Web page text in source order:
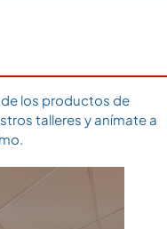
de los productos de
talleres y anímate a